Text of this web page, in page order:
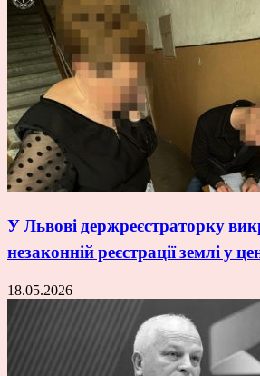
У Львові держреєстраторку
незаконній реєстрації землі у
18.05.2026